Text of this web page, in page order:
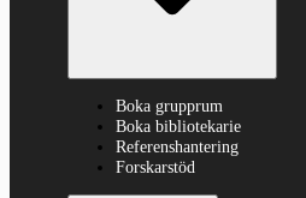
Boka grupprum
Boka bibliotekarie
Referenshantering
Forskarstöd